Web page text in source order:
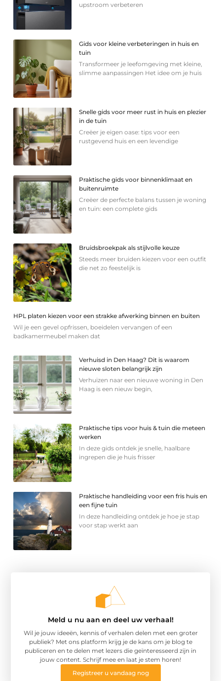
upstroom verbeteren
Gids voor kleine verbeteringen in huis en
tuin
Transformeer je leefomgeving met kleine,
slimme aanpassingen Het idee om je huis
Snelle gids voor meer rust in huis en plezier
in de tuin
Creëer je eigen oase: tips voor een
rustgevend huis en een levendige
Praktische gids voor binnenklimaat en
buitenruimte
Creëer de perfecte balans tussen je woning
en tuin: een complete gids
Bruidsbroekpak als stijlvolle keuze
Steeds meer bruiden kiezen voor een outfit
die net zo feestelijk is
HPL platen kiezen voor een strakke afwerking binnen en buiten
Wil je een gevel opfrissen, boeidelen vervangen of een
badkamermeubel maken dat
Verhuisd in Den Haag? Dit is waarom
nieuwe sloten belangrijk zijn
Verhuizen naar een nieuwe woning in Den
Haag is een nieuw begin,
Praktische tips voor huis & tuin die meteen
werken
In deze gids ontdek je snelle, haalbare
ingrepen die je huis frisser
Praktische handleiding voor een fris huis en
een fijne tuin
In deze handleiding ontdek je hoe je stap
voor stap werkt aan
Meld u nu aan en deel uw verhaal!
Wil je jouw ideeën, kennis of verhalen delen met een groter
publiek? Met ons platform krijg je de kans om je blog te
publiceren en te delen met lezers die geïnteresseerd zijn in
jouw content. Schrijf mee en laat je stem horen!
Registreer u vandaag nog